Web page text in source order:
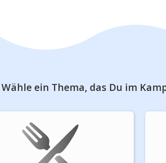
Wähle ein Thema, das Du im